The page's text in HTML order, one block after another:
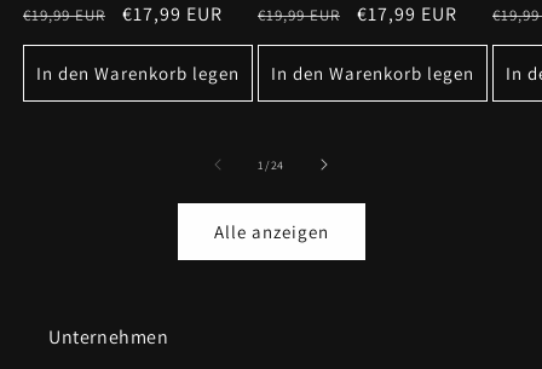
Normaler
Preis
€19,99 EUR Verkaufspreis
€17,99 EUR
In den Warenkorb legen
Normaler
Preis
€19,99 EUR Verkaufspreis
€17,99 EUR
In den Warenkorb legen
Preis
In
1 /von
24
Alle anzeigen
Unternehmen